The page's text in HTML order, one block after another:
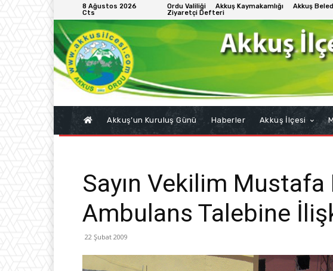
8 Ağustos 2026
Cts
Ordu Valiliği Akkuş Kaymakamlığı Akkuş
Ziyaretçi Defteri
Akkuş’un Kuruluş Günü Haberler Akkuş İlçesi
Sayın Vekilim
Ambulans Talebine
22 Şubat 2009